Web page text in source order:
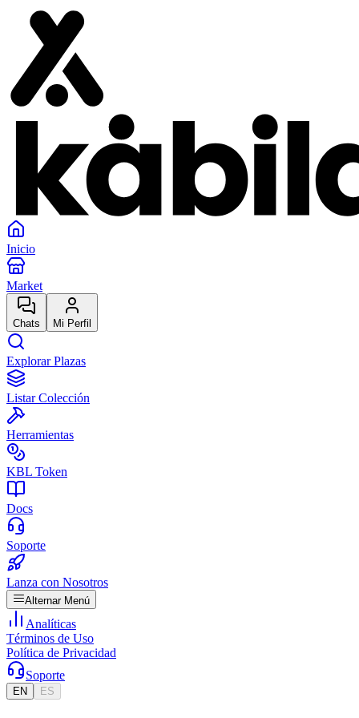
Inicio
Market
Chats Mi Perfil
Explorar Plazas
Listar Colección
Herramientas
KBL Token
Docs
Soporte
Lanza con Nosotros
Alternar Menú
Analíticas
Términos de Uso
Política de Privacidad
Soporte
EN ES